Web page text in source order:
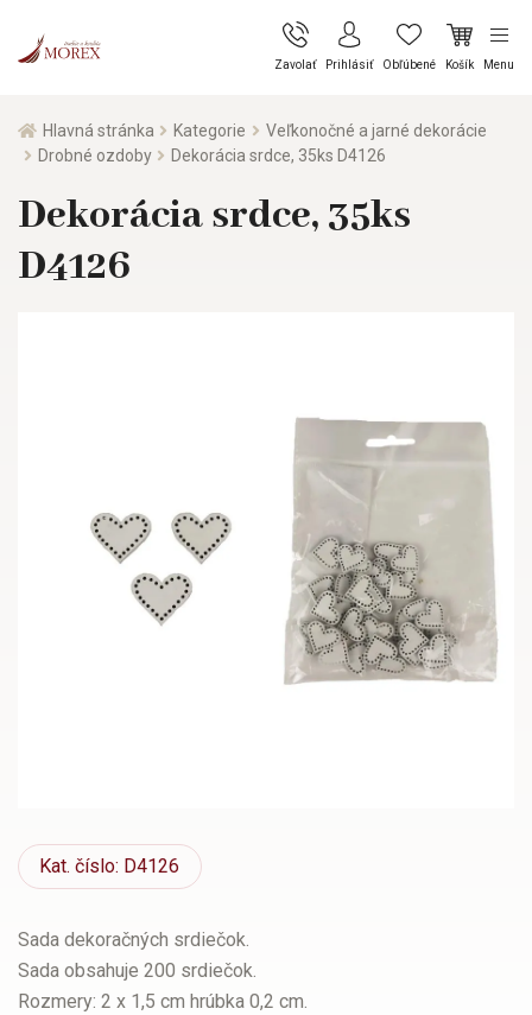
Zavolať Prihlásiť Obľúbené Košík Menu
Hlavná stránka Kategorie
Veľkonočné a jarné dekorácie
Drobné ozdoby
Dekorácia srdce, 35ks D4126
Dekorácia srdce, 35ks
D4126
Kat. číslo: D4126
Sada dekoračných srdiečok.
Sada obsahuje 200 srdiečok.
Rozmery: 2 x 1,5 cm hrúbka 0,2 cm.